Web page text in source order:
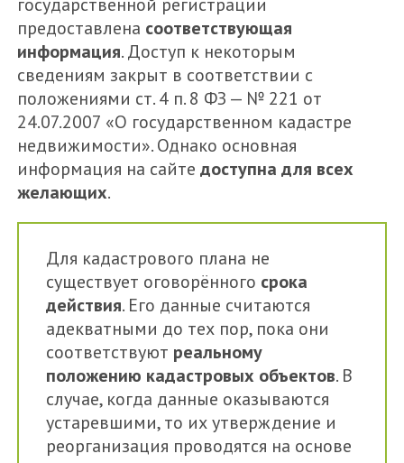
предоставлена соответствующая
информация. Доступ к некоторым
сведениям закрыт в соответствии с
положениями ст. 4 п. 8 ФЗ — № 221 от
24.07.2007 «О государственном кадастре
недвижимости». Однако основная
информация на сайтедоступна для всех
желающих.
Для кадастрового плана не
существует оговорённого срока
действия. Его данные считаются
адекватными до тех пор, пока они
соответствуют реальному
положению кадастровых объектов. В
случае, когда данные оказываются
устаревшими, то их утверждение и
реорганизация проводятся на основе